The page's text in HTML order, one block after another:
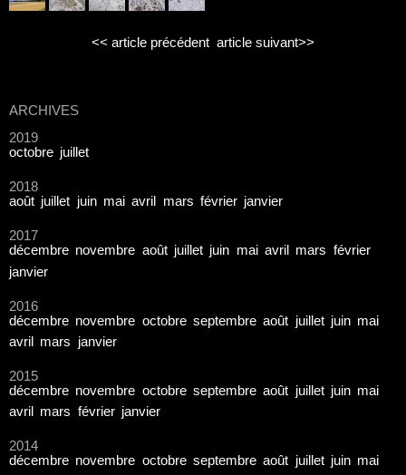
<< article précédent article suivant>>
ARCHIVES
2019
octobre juillet
2018
août juillet juin mai avril mars février janvier
2017
décembre novembre août juillet juin mai avril mars février
janvier
2016
décembre novembre octobre septembre août juillet juin mai
avril
mars janvier
2015
décembre novembre octobre septembre août juillet juin mai
avril
mars février janvier
2014
décembre novembre octobre septembre août juillet juin mai